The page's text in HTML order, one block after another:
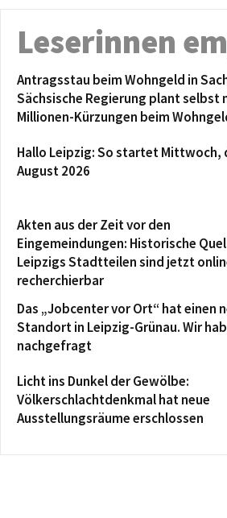
Leserinnen
Antragsstau beim Wohngeld in
Sächsische Regierung plant selbst
Millionen-Kürzungen beim
Hallo Leipzig: So startet Mittwoch,
August 2026
Akten aus der Zeit vor den
Eingemeindungen: Historische
Leipzigs Stadtteilen sind jetzt
recherchierbar
Das „Jobcenter vor Ort“ hat einen
Standort in Leipzig-Grünau. Wir
nachgefragt
Licht ins Dunkel der Gewölbe:
Völkerschlachtdenkmal hat neue
Ausstellungsräume erschlossen